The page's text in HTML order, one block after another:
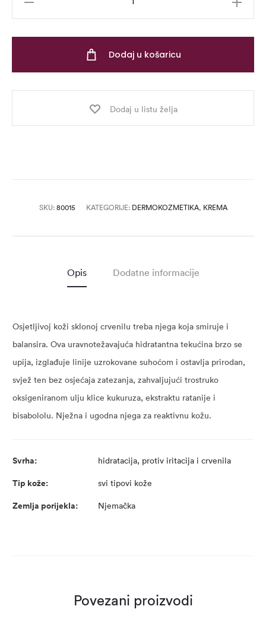
Dodaj u košaricu
Dodaj u listu želja
SKU: 80015 KATEGORIJE: DERMOKOZMETIKA, KREMA
Opis Dodatne informacije
Osjetljivoj koži sklonoj crvenilu treba njega koja smiruje i
balansira. Ova uravnotežavajuća hidratantna tekućina brzo se
upija, izglađuje linije uzrokovane suhoćom i ostavlja prirodan,
svjež ten bez osjećaja zatezanja, zahvaljujući trostruko
oksigeniranom ulju klice kukuruza, ekstraktu ratanije i
bisabololu. Nježna i ugodna njega za reaktivnu kožu.
Svrha: hidratacija, protiv iritacija i crvenila
Tip kože: svi tipovi kože
Zemlja porijekla: Njemačka
Povezani proizvodi